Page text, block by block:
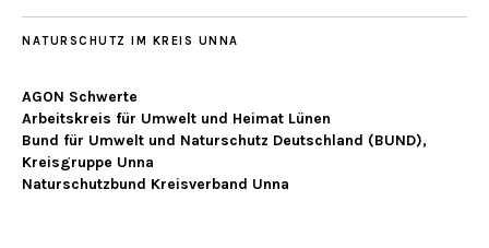
NATURSCHUTZ IM KREIS UNNA
AGON Schwerte
Arbeitskreis für Umwelt und Heimat Lünen
Bund für Umwelt und Naturschutz Deutschland (BUND),
Kreisgruppe Unna
Naturschutzbund Kreisverband Unna